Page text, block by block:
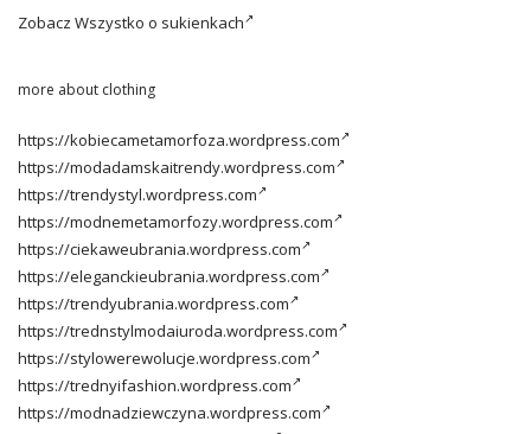
Zobacz Wszystko o sukienkach
more about clothing
https://kobiecametamorfoza.wordpress.com
https://modadamskaitrendy.wordpress.com
https://trendystyl.wordpress.com
https://modnemetamorfozy.wordpress.com
https://ciekaweubrania.wordpress.com
https://eleganckieubrania.wordpress.com
https://trendyubrania.wordpress.com
https://trednstylmodaiuroda.wordpress.com
https://stylowerewolucje.wordpress.com
https://trednyifashion.wordpress.com
https://modnadziewczyna.wordpress.com